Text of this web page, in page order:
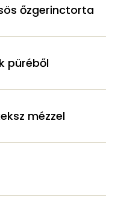
őzgerinctorta
püréből
mézzel